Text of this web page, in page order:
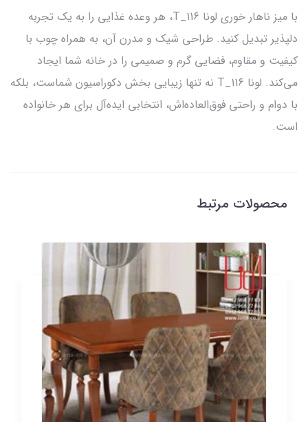
با میز ناهار خوری لونا T_116، هر وعده غذایی را به یک تجربه
دلپذیر تبدیل کنید. طراحی شیک و مدرن آن، به همراه چوب با
کیفیت و مقاوم، فضایی گرم و صمیمی را در خانه شما ایجاد
می‌کند. لونا T_116 نه تنها زیبایی بخش دکوراسیون شماست، بلکه
با دوام و راحتی فوق‌العاده‌اش، انتخابی ایده‌آل برای هر خانواده
است.
محصولات مرتبط